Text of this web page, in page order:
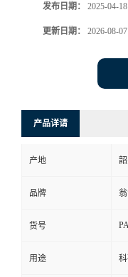
发布日期： 2025-04-18
更新日期： 2026-08-07
产品详请
产地
品牌
货号
用途